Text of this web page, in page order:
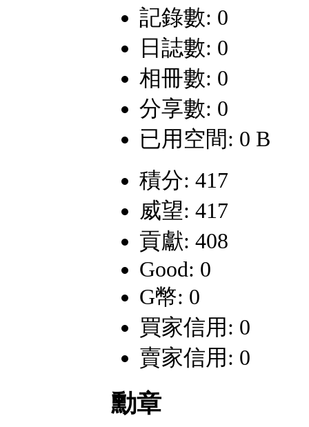
記錄數: 0
日誌數: 0
相冊數: 0
分享數: 0
已用空間: 0 B
積分: 417
威望: 417
貢獻: 408
Good: 0
G幣: 0
買家信用: 0
賣家信用: 0
勳章